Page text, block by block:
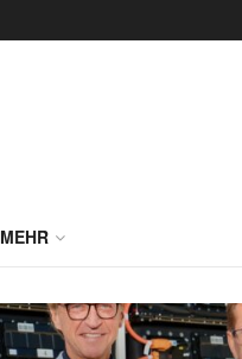
MEHR